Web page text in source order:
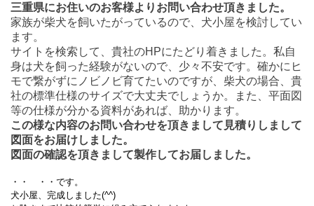
三重県にお住いのお客様よりお問い合わせ頂きました。
家族が柴犬を飼いたがっているので、犬小屋を検討してい
ます。
サイトを検索して、貴社のHPにたどり着きました。私自
身は犬を飼った経験がないので、少々不安です。確かにヒ
モで繋がずにノビノビ育てたいのですが、柴犬の場合、貴
社の標準仕様のサイズで大丈夫でしょうか。また、平面図
等の仕様が分かる資料があれば、助かります。
この様な内容のお問い合わせを頂きまして見積りしまして
図面をお届けしました。
図面の確認を頂きまして製作してお届しました。
・・ ・・です。
犬小屋、完成しました(^^)